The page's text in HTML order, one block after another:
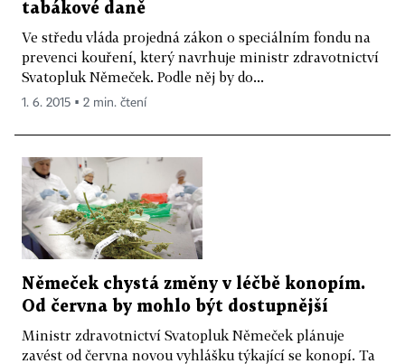
tabákové daně
Ve středu vláda projedná zákon o speciálním fondu na
prevenci kouření, který navrhuje ministr zdravotnictví
Svatopluk Němeček. Podle něj by do...
1. 6. 2015 ▪ 2 min. čtení
Němeček chystá změny v léčbě konopím.
Od června by mohlo být dostupnější
Ministr zdravotnictví Svatopluk Němeček plánuje
zavést od června novou vyhlášku týkající se konopí. Ta